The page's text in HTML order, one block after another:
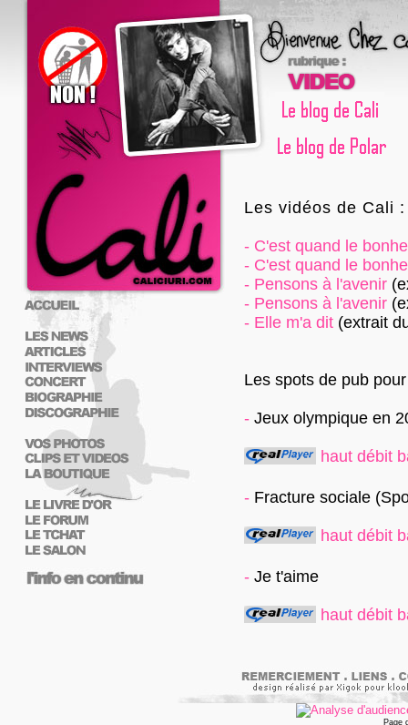
Les vidéos de Cali :
- C'est quand le
- C'est quand le
- Pensons à l'avenir
- Pensons à l'avenir
- Elle m'a dit (extrait
Les spots de pub
- Jeux olympique en
haut débit
- Fracture sociale
haut débit
- Je t'aime
haut débit
Page